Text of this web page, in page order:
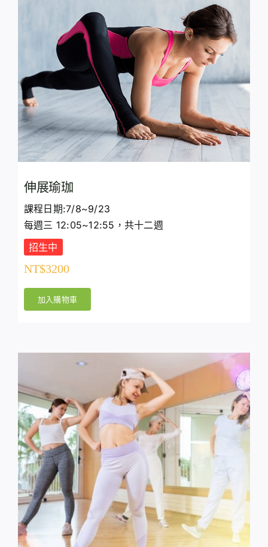
伸展瑜珈
課程日期:7/8~9/23
每週三 12:05~12:55，共十二週
招生中
NT$3200
加入購物車